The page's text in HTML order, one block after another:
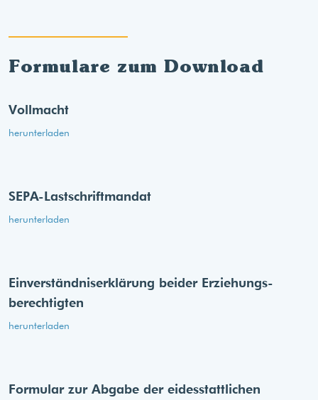
Formulare zum Download
Vollmacht
herunterladen
SEPA-Lastschriftmandat
herunterladen
Einverständnis­erklärung beider Erziehungs­
berechtigten
herunterladen
Formular zur Abgabe der eides­stattlichen